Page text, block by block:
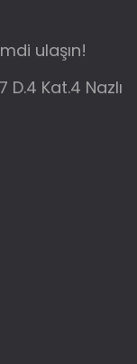
ulaşın!
D.4 Kat.4 Nazlı